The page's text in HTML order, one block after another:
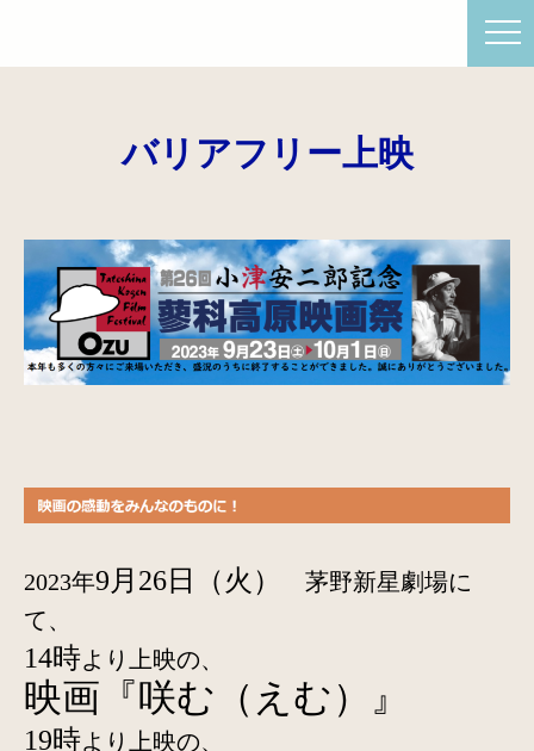
バリアフリー上映
2023年9月26日（火）
茅野新星劇場に
て、
14時より上映の、
映画『咲む（えむ）』
19時より上映の、